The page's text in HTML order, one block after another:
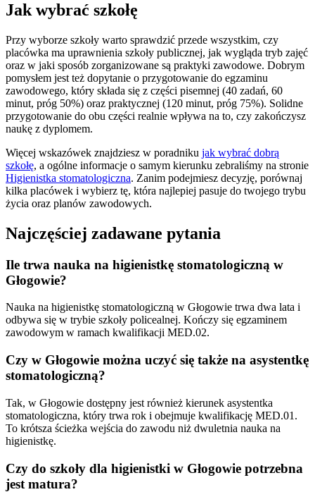
Jak wybrać szkołę
Przy wyborze szkoły warto sprawdzić przede wszystkim, czy
placówka ma uprawnienia szkoły publicznej, jak wygląda tryb zajęć
oraz w jaki sposób zorganizowane są praktyki zawodowe. Dobrym
pomysłem jest też dopytanie o przygotowanie do egzaminu
zawodowego, który składa się z części pisemnej (40 zadań, 60
minut, próg 50%) oraz praktycznej (120 minut, próg 75%). Solidne
przygotowanie do obu części realnie wpływa na to, czy zakończysz
naukę z dyplomem.
Więcej wskazówek znajdziesz w poradniku jak wybrać dobrą
szkołę, a ogólne informacje o samym kierunku zebraliśmy na stronie
Higienistka stomatologiczna. Zanim podejmiesz decyzję, porównaj
kilka placówek i wybierz tę, która najlepiej pasuje do twojego trybu
życia oraz planów zawodowych.
Najczęściej zadawane pytania
Ile trwa nauka na higienistkę stomatologiczną w
Głogowie?
Nauka na higienistkę stomatologiczną w Głogowie trwa dwa lata i
odbywa się w trybie szkoły policealnej. Kończy się egzaminem
zawodowym w ramach kwalifikacji MED.02.
Czy w Głogowie można uczyć się także na asystentkę
stomatologiczną?
Tak, w Głogowie dostępny jest również kierunek asystentka
stomatologiczna, który trwa rok i obejmuje kwalifikację MED.01.
To krótsza ścieżka wejścia do zawodu niż dwuletnia nauka na
higienistkę.
Czy do szkoły dla higienistki w Głogowie potrzebna
jest matura?